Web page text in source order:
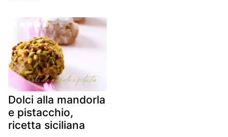
Dolci alla mandorla
e pistacchio,
ricetta siciliana